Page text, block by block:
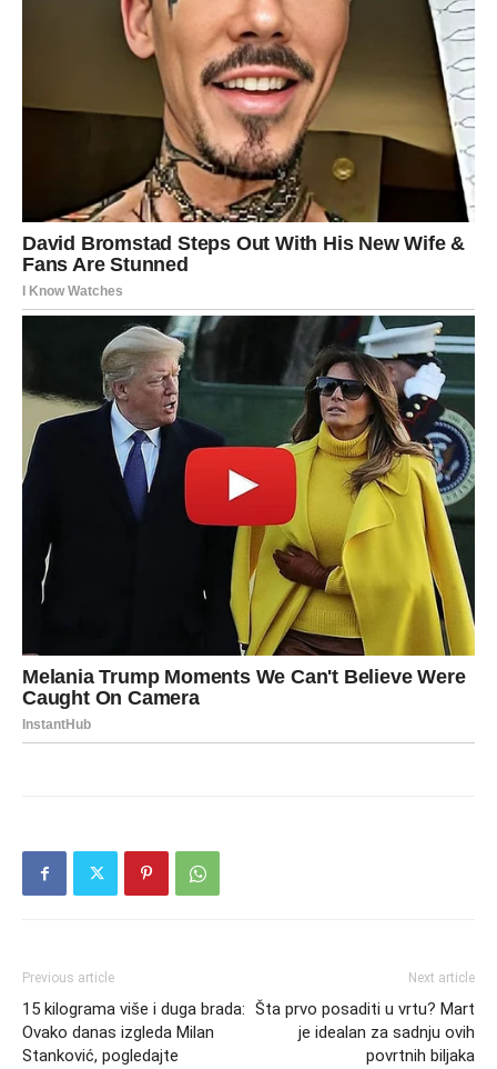
Previous article
15 kilograma više i duga brada:
Ovako danas izgleda Milan
Stanković, pogledajte
Next article
Šta prvo posaditi u vrtu? Mart
je idealan za sadnju ovih
povrtnih biljaka